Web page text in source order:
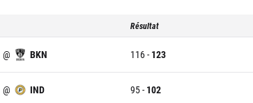
Résultat
@ BKN 116- 123
@ IND 95- 102